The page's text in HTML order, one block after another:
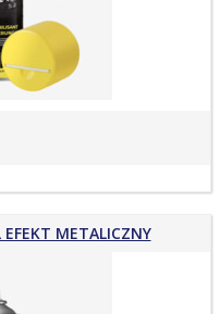
METALICZNY